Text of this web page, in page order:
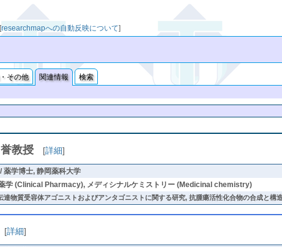
[researchmapへの自動反映について]
その他 関連情報
検索
教授 [詳細]
薬学博士, 静岡薬科大学
学 (Clinical Pharmacy), メディシナルケミストリー (Medicinal chemistry)
達物質受容体アゴニストおよびアンタゴニストに関する研究, 抗腫瘍活性化合物の合成と
[詳細]